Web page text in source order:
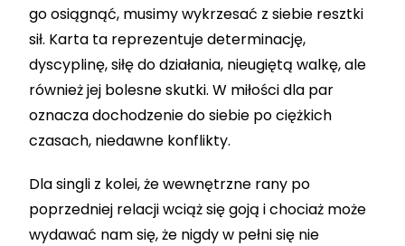
go osiągnąć, musimy wykrzesać z siebie resztki
sił. Karta ta reprezentuje determinację,
dyscyplinę, siłę do działania, nieugiętą walkę, ale
również jej bolesne skutki. W miłości dla par
oznacza dochodzenie do siebie po ciężkich
czasach, niedawne konflikty.
Dla singli z kolei, że wewnętrzne rany po
poprzedniej relacji wciąż się goją i chociaż może
wydawać nam się, że nigdy w pełni się nie